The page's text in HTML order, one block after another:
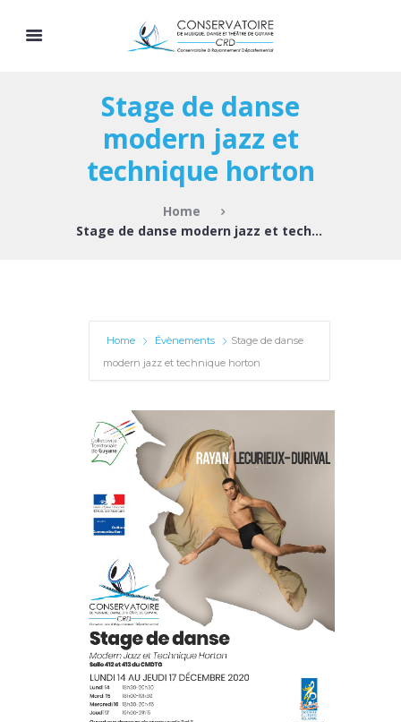
Stage de danse
modern jazz et
technique horton
Home
Stage de danse modern jazz et technique horton
Home Évènements
Stage de danse
modern jazz et technique horton